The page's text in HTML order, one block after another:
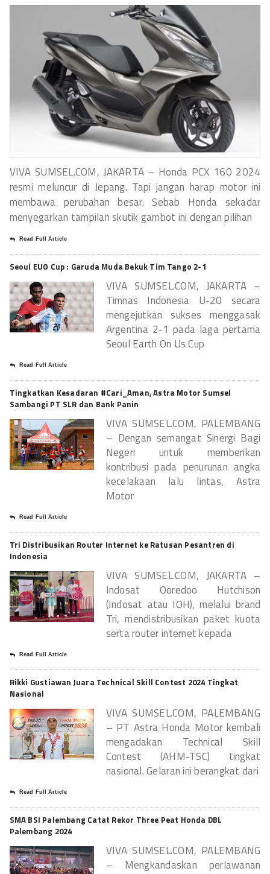
VIVA SUMSEL.COM, JAKARTA – Honda PCX 160 2024
resmi meluncur di Jepang. Tapi jangan harap motor ini
membawa perubahan besar. Sebab Honda sekadar
menyegarkan tampilan skutik gambot ini dengan pilihan
Read Full Article
Seoul EUO Cup : Garuda Muda Bekuk Tim Tango 2-1
VIVA SUMSEL.COM, JAKARTA –
Timnas Indonesia U-20 secara
mengejutkan sukses menggasak
Argentina 2-1 pada laga pertama
Seoul Earth On Us Cup
Read Full Article
Tingkatkan Kesadaran #Cari_Aman, Astra Motor Sumsel
Sambangi PT SLR dan Bank Panin
VIVA SUMSEL.COM, PALEMBANG
– Dengan semangat Sinergi Bagi
Negeri untuk memberikan
kontribusi pada penurunan angka
kecelakaan lalu lintas, Astra
Motor
Read Full Article
Tri Distribusikan Router Internet ke Ratusan Pesantren di
Indonesia
VIVA SUMSEL.COM, JAKARTA –
Indosat Ooredoo Hutchison
(Indosat atau IOH), melalui brand
Tri, mendistribusikan paket kuota
serta router internet kepada
Read Full Article
Rikki Gustiawan Juara Technical Skill Contest 2024 Tingkat
Nasional
VIVA SUMSEL.COM, PALEMBANG
– PT Astra Honda Motor kembali
mengadakan Technical Skill
Contest (AHM-TSC) tingkat
nasional. Gelaran ini berangkat dari
Read Full Article
SMA BSI Palembang Catat Rekor Three Peat Honda DBL
Palembang 2024
VIVA SUMSEL.COM, PALEMBANG
– Mengkandaskan perlawanan